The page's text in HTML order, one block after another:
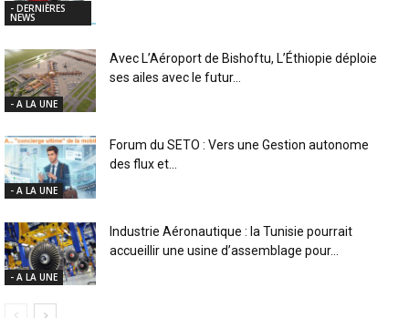
- DERNIÈRES
NEWS
- A LA UNE
Avec L’Aéroport de Bishoftu, L’Éthiopie déploie
ses ailes avec le futur...
- A LA UNE
Forum du SETO : Vers une Gestion autonome
des flux et...
- A LA UNE
Industrie Aéronautique : la Tunisie pourrait
accueillir une usine d’assemblage pour...